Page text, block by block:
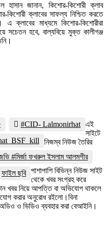
হাসান জানান, কিশোর-কিশোরী ক্লাব
ক্লাবের সাফল্য নিশ্চিত করতে
মাধ্যমে কিশোর-কিশোরীরা
সচেতন হবে, বাল্যবিয়ে মুক্ত কালীগঞ্জ
#CID- Lalmonirhat
#মির্জা ফখরুল ইসলাম আলমগীর
ফাইল ছবি
এই
সাইটে
নিজম্ব নিউজ তৈরির
পাশাপাশি বিভিন্ন নিউজ সাইট
থেকে খবর সংগ্রহ করে
খবর নিয়ে আপত্তি বা অভিযোগ থাকলে
করার অনুরোধ রইলো।বিনা
ও ভিডিও ব্যবহার করা বেআইনি।